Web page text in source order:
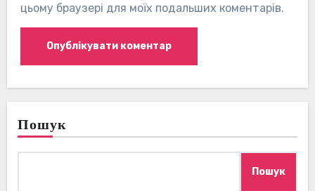
цьому браузері для моїх подальших коментарів.
Пошук
Пошук